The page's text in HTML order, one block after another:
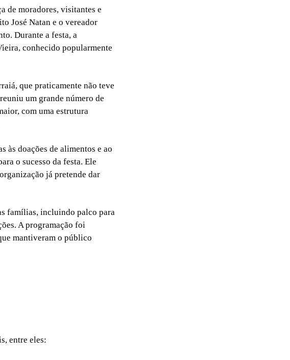
de moradores, visitantes e
José Natan e o vereador
Durante a festa, a
conhecido popularmente
que praticamente não teve
um grande número de
com uma estrutura
às doações de alimentos e ao
o sucesso da festa. Ele
já pretende dar
famílias, incluindo palco para
A programação foi
mantiveram o público
entre eles: